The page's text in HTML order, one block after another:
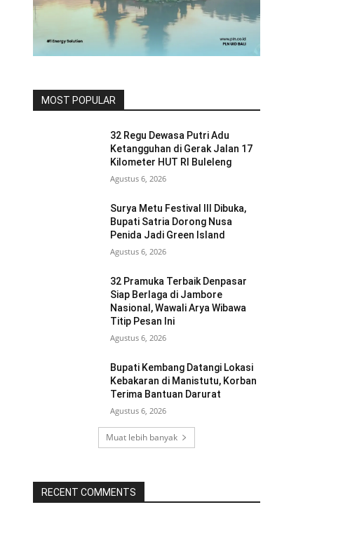
MOST POPULAR
32 Regu Dewasa Putri Adu
Ketangguhan di Gerak Jalan 17
Kilometer HUT RI Buleleng
Agustus 6, 2026
Surya Metu Festival III Dibuka,
Bupati Satria Dorong Nusa
Penida Jadi Green Island
Agustus 6, 2026
32 Pramuka Terbaik Denpasar
Siap Berlaga di Jambore
Nasional, Wawali Arya Wibawa
Titip Pesan Ini
Agustus 6, 2026
Bupati Kembang Datangi Lokasi
Kebakaran di Manistutu, Korban
Terima Bantuan Darurat
Agustus 6, 2026
Muat lebih banyak
RECENT COMMENTS